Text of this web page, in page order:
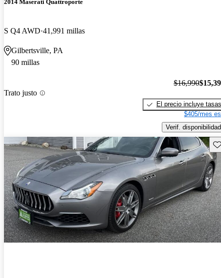
2014 Maserati Quattroporte
S Q4 AWD 41,991 millas
Gilbertsville, PA
90 millas
Trato justo
$16,990
El precio incluye tasas
$405/mes
Verif. disponibilidad